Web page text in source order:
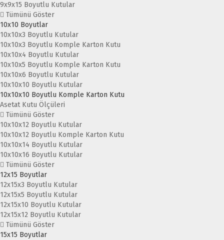
9x9x15 Boyutlu Kutular
Tümünü Göster
10x10 Boyutlar
10x10x3 Boyutlu Kutular
10x10x3 Boyutlu Komple Karton Kutu
10x10x4 Boyutlu Kutular
10x10x5 Boyutlu Komple Karton Kutu
10x10x6 Boyutlu Kutular
10x10x10 Boyutlu Kutular
10x10x10 Boyutlu Komple Karton Kutu
Asetat Kutu Ölçüleri
Tümünü Göster
10x10x12 Boyutlu Kutular
10x10x12 Boyutlu Komple Karton Kutu
10x10x14 Boyutlu Kutular
10x10x16 Boyutlu Kutular
Tümünü Göster
12x15 Boyutlar
12x15x3 Boyutlu Kutular
12x15x5 Boyutlu Kutular
12x15x10 Boyutlu Kutular
12x15x12 Boyutlu Kutular
Tümünü Göster
15x15 Boyutlar